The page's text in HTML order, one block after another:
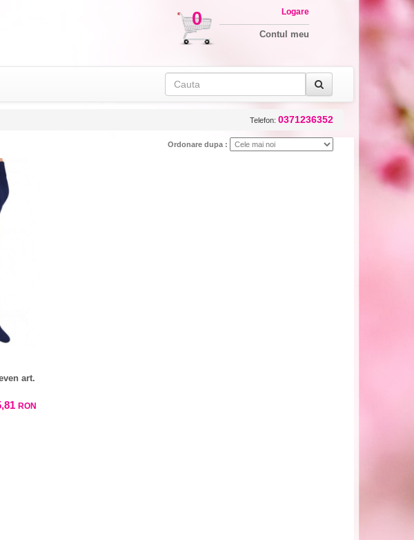
0 Logare
Contul meu
Telefon: 0371236352
Ordonare dupa :
art.
RON